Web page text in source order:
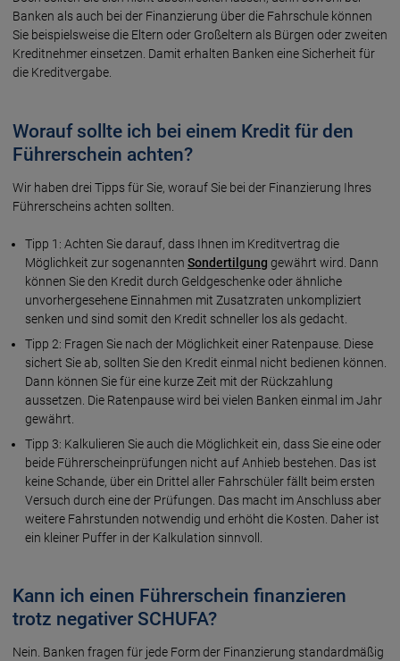
Banken als auch bei der Finanzierung über die Fahrschule können
Sie beispielsweise die Eltern oder Großeltern als Bürgen oder zweiten
Kreditnehmer einsetzen. Damit erhalten Banken eine Sicherheit für
die Kreditvergabe.
Worauf sollte ich bei einem Kredit für den
Führerschein achten?
Wir haben drei Tipps für Sie, worauf Sie bei der Finanzierung Ihres
Führerscheins achten sollten.
Tipp 1: Achten Sie darauf, dass Ihnen im Kreditvertrag die
Möglichkeit zur sogenannten Sondertilgung gewährt wird. Dann
können Sie den Kredit durch Geldgeschenke oder ähnliche
unvorhergesehene Einnahmen mit Zusatzraten unkompliziert
senken und sind somit den Kredit schneller los als gedacht.
Tipp 2: Fragen Sie nach der Möglichkeit einer Ratenpause. Diese
sichert Sie ab, sollten Sie den Kredit einmal nicht bedienen können.
Dann können Sie für eine kurze Zeit mit der Rückzahlung
aussetzen. Die Ratenpause wird bei vielen Banken einmal im Jahr
gewährt.
Tipp 3: Kalkulieren Sie auch die Möglichkeit ein, dass Sie eine oder
beide Führerscheinprüfungen nicht auf Anhieb bestehen. Das ist
keine Schande, über ein Drittel aller Fahrschüler fällt beim ersten
Versuch durch eine der Prüfungen. Das macht im Anschluss aber
weitere Fahrstunden notwendig und erhöht die Kosten. Daher ist
ein kleiner Puffer in der Kalkulation sinnvoll.
Kann ich einen Führerschein finanzieren
trotz negativer SCHUFA?
Nein. Banken fragen für jede Form der Finanzierung standardmäßig